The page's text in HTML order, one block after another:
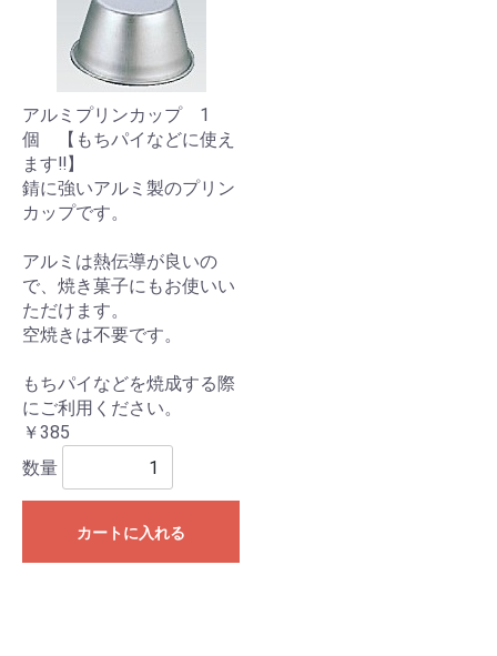
アルミプリンカップ 1
個 【もちパイなどに使え
ます‼】
錆に強いアルミ製のプリン
カップです。
アルミは熱伝導が良いの
で、焼き菓子にもお使いい
ただけます。
空焼きは不要です。
もちパイなどを焼成する際
にご利用ください。
￥385
数量
カートに入れる